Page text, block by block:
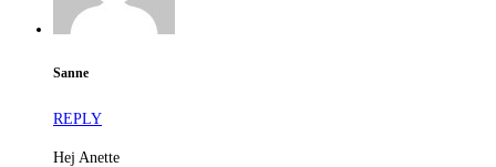
Sanne
REPLY
Hej Anette